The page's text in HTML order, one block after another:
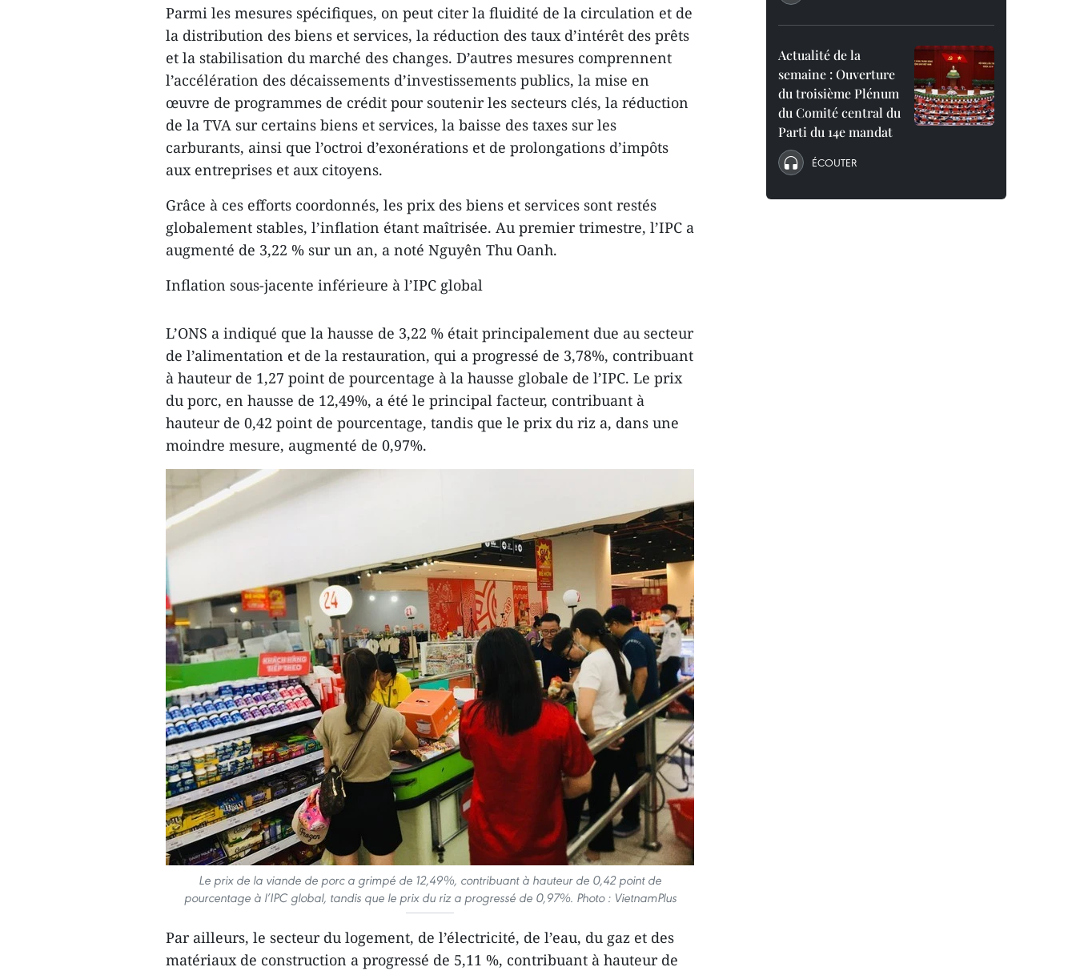
Parmi les mesures spécifiques, on peut citer la fluidité de la circulation et de
la distribution des biens et services, la réduction des taux d’intérêt des prêts
et la stabilisation du marché des changes. D’autres mesures comprennent
l’accélération des décaissements d’investissements publics, la mise en
œuvre de programmes de crédit pour soutenir les secteurs clés, la réduction
de la TVA sur certains biens et services, la baisse des taxes sur les
carburants, ainsi que l’octroi d’exonérations et de prolongations d’impôts
aux entreprises et aux citoyens.
Grâce à ces efforts coordonnés, les prix des biens et services sont restés
globalement stables, l’inflation étant maîtrisée. Au premier trimestre, l’IPC a
augmenté de 3,22 % sur un an, a noté Nguyên Thu Oanh.
Inflation sous-jacente inférieure à l’IPC global
L’ONS a indiqué que la hausse de 3,22 % était principalement due au secteur
de l’alimentation et de la restauration, qui a progressé de 3,78%, contribuant
à hauteur de 1,27 point de pourcentage à la hausse globale de l’IPC. Le prix
du porc, en hausse de 12,49%, a été le principal facteur, contribuant à
hauteur de 0,42 point de pourcentage, tandis que le prix du riz a, dans une
moindre mesure, augmenté de 0,97%.
Le prix de la viande de porc a grimpé de 12,49%, contribuant à hauteur de 0,42 point de
pourcentage à l’IPC global, tandis que le prix du riz a progressé de 0,97%. Photo : VietnamPlus
Par ailleurs, le secteur du logement, de l’électricité, de l’eau, du gaz et des
matériaux de construction a progressé de 5,11 %, contribuant à hauteur de
Actualité de la
semaine : Ouverture
du troisième Plénum
du Comité central du
Parti du 14e mandat
ÉCOUTER